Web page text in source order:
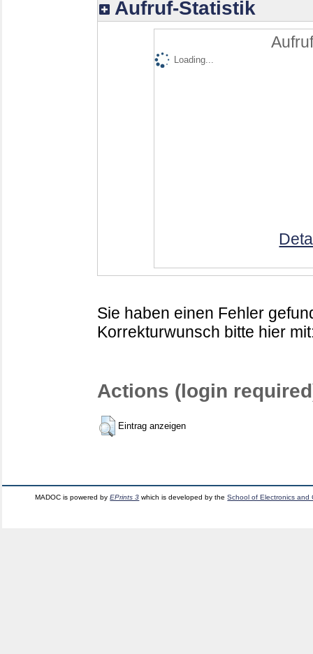
Aufruf-Statistik
Loading...
Sie haben einen Fehler
Korrekturwunsch bitte hier
Actions (login
Eintrag anzeigen
MADOC is powered byEPrints 3 which is developed by theSchool of Electronics and